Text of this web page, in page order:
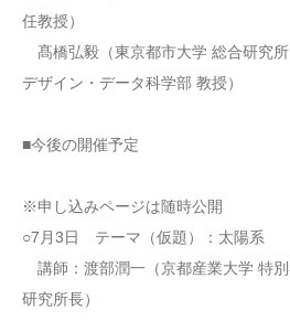
任教授）
髙橋弘毅（東京都市大学 総合研究
デザイン・データ科学部 教授）
■今後の開催予定
※申し込みページは随時公開
○7月3日 テーマ（仮題）：太陽系
講師：渡部潤一（京都産業大学 特
研究所長）